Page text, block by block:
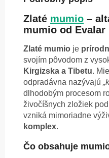
Zlaté mumio –
mumio od Evalar
Zlaté mumio je
svojím pôvodom z
Kirgizska a Tibetu.
odpradávna nazývajú
dlhodobým procesom
živočíšnych zložiek
vzniká mimoriadne
komplex.
Čo obsahuje